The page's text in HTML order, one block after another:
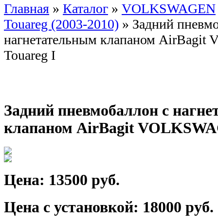
Главная » Каталог » VOLKSWAGEN
Touareg (2003-2010) » Задний
нагнетательным клапаном AirBagit
Touareg I
Задний пневмобаллон с
клапаном AirBagit
Цена: 13500 руб.
Цена с установкой: 18000 руб.